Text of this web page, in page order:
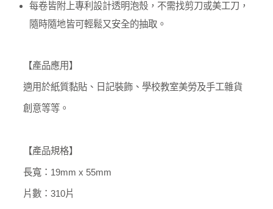
每卷皆附上專利設計透明泡殼，不需找剪刀或美工刀，
隨時隨地皆可輕鬆又安全的抽取。
【產品應用】
適用於紙質黏貼、日記裝飾、學校教室美勞及手工雜貨
創意等等。
【產品規格】
長寬：19mm x 55mm
片數：310片